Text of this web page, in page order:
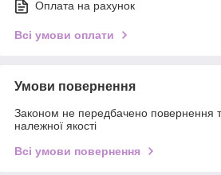
Оплата на рахунок
Всі умови оплати
Умови повернення
Законом не передбачено повернення
належної якості
Всі умови повернення